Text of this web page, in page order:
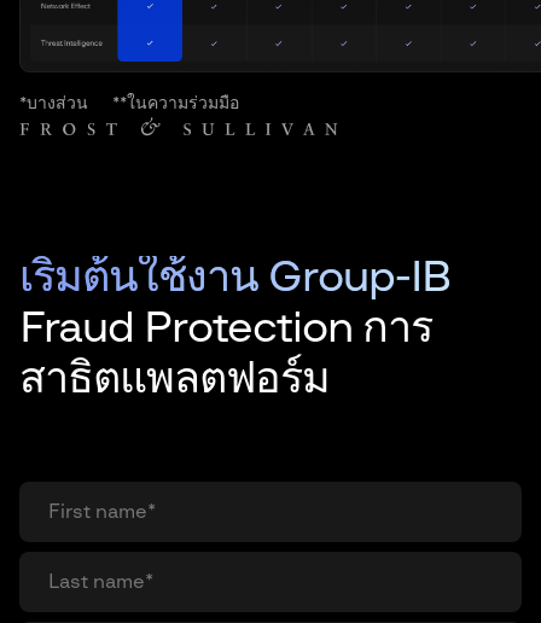
*บางส่วน **ในความร่วมมือ
เริ่มต้นใช้งาน Group-IB
Fraud Protection การ
สาธิตแพลตฟอร์ม